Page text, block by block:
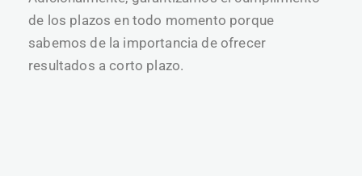
de los plazos en todo momento porque
sabemos de la importancia de ofrecer
resultados a corto plazo.